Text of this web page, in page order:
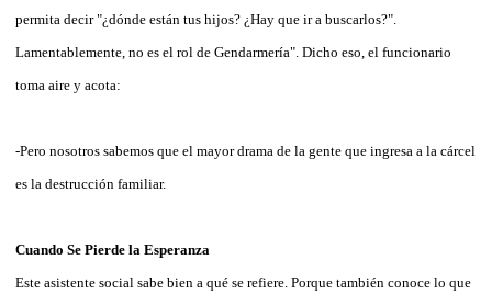
permita decir "¿dónde están tus hijos? ¿Hay que ir a buscarlos?".
Lamentablemente, no es el rol de Gendarmería". Dicho eso, el funcionario
toma aire y acota:
-Pero nosotros sabemos que el mayor drama de la gente que ingresa a la cárcel
es la destrucción familiar.
Cuando Se Pierde la Esperanza
Este asistente social sabe bien a qué se refiere. Porque también conoce lo que